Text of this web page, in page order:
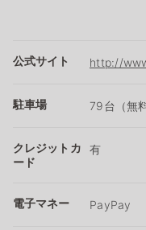
公式サイト http://
駐車場 79台（無料
クレジットカ
ード
有
電子マネー PayPay